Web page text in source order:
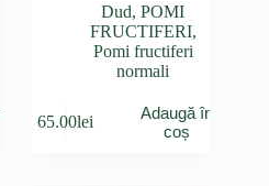
Dud,POMI
FRUCTIFERI,
Pomi fructiferi
normali
65.00lei
Adaugă în
coș